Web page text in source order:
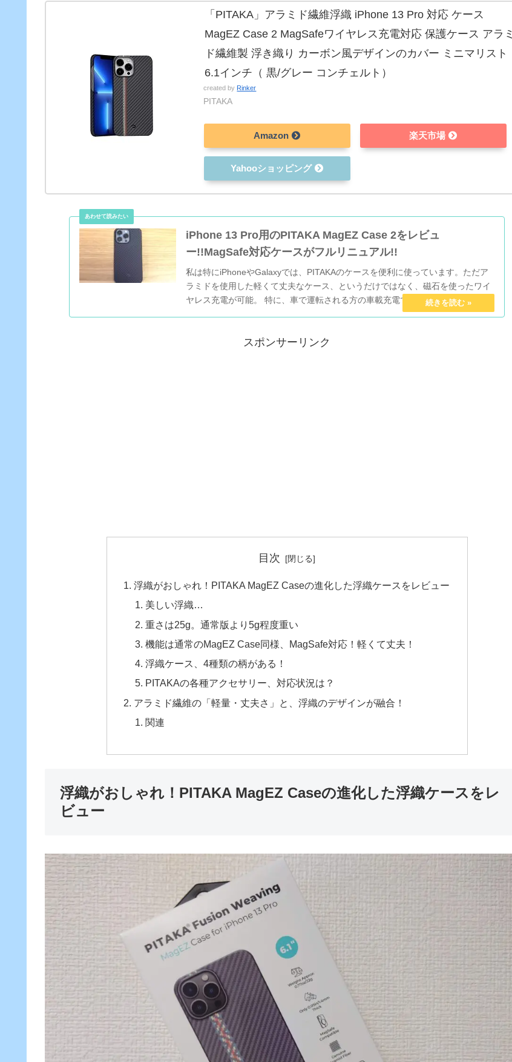
「PITAKA」アラミド繊維浮織 iPhone 13 Pro 対応 ケース
MagEZ Case 2 MagSafeワイヤレス充電対応 保護ケース アラミ
ド繊維製 浮き織り カーボン風デザインのカバー ミニマリスト
6.1インチ（ 黒/グレー コンチェルト）
created by Rinker
PITAKA
Amazon 楽天市場
Yahooショッピング
iPhone 13 Pro用のPITAKA MagEZ Case 2をレビュ
ー!!MagSafe対応ケースがフルリニュアル!!
私は特にiPhoneやGalaxyでは、PITAKAのケースを便利に使っています。ただア
ラミドを使用した軽くて丈夫なケース、というだけではなく、磁石を使ったワイ
ヤレス充電が可能。 特に、車で運転される方の車載充電では、マグネットで強力
スポンサーリンク
目次
浮織がおしゃれ！PITAKA MagEZ Caseの進化した浮織ケースをレビュー
美しい浮織…
重さは25g。通常版より5g程度重い
機能は通常のMagEZ Case同様、MagSafe対応！軽くて丈夫！
浮織ケース、4種類の柄がある！
PITAKAの各種アクセサリー、対応状況は？
アラミド繊維の「軽量・丈夫さ」と、浮織のデザインが融合！
関連
浮織がおしゃれ！PITAKA MagEZ Caseの進化した浮織ケースをレ
ビュー